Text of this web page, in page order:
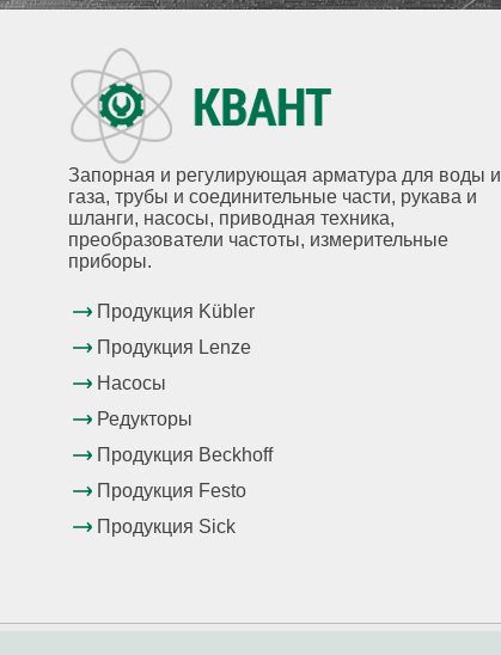
Запорная и регулирующая арматура для воды и
газа, трубы и соединительные части, рукава и
шланги, насосы, приводная техника,
преобразователи частоты, измерительные
приборы.
Продукция Kübler
Продукция Lenze
Насосы
Редукторы
Продукция Beckhoff
Продукция Festo
Продукция Sick